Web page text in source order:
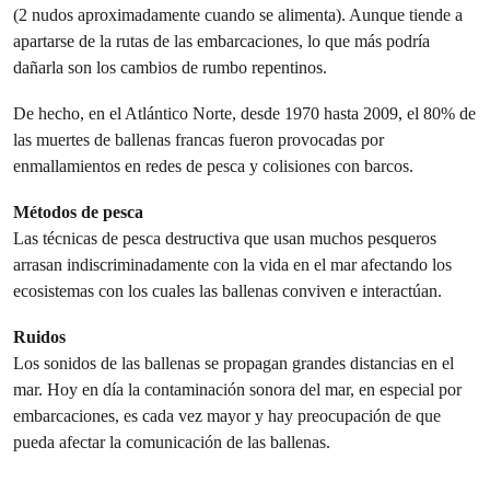
(2 nudos aproximadamente cuando se alimenta). Aunque tiende a
apartarse de la rutas de las embarcaciones, lo que más podría
dañarla son los cambios de rumbo repentinos.
De hecho, en el Atlántico Norte, desde 1970 hasta 2009, el 80% de
las muertes de ballenas francas fueron provocadas por
enmallamientos en redes de pesca y colisiones con barcos.
Métodos de pesca
Las técnicas de pesca destructiva que usan muchos pesqueros
arrasan indiscriminadamente con la vida en el mar afectando los
ecosistemas con los cuales las ballenas conviven e interactúan.
Ruidos
Los sonidos de las ballenas se propagan grandes distancias en el
mar. Hoy en día la contaminación sonora del mar, en especial por
embarcaciones, es cada vez mayor y hay preocupación de que
pueda afectar la comunicación de las ballenas.